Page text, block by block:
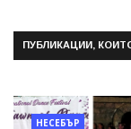
ПУБЛИКАЦИИ,
НЕСЕБЪР